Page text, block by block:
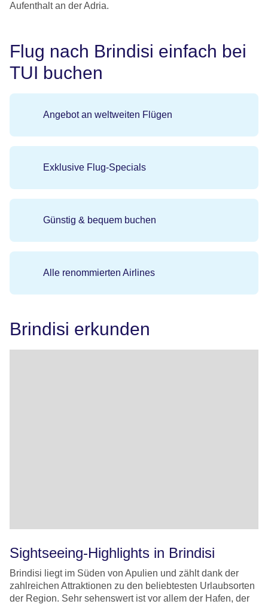
Aufenthalt an der Adria.
Flug nach Brindisi einfach bei
TUI buchen
Angebot an weltweiten Flügen
Exklusive Flug-Specials
Günstig & bequem buchen
Alle renommierten Airlines
Brindisi erkunden
Sightseeing-Highlights in Brindisi
Brindisi liegt im Süden von Apulien und zählt dank der
zahlreichen Attraktionen zu den beliebtesten Urlaubsorten
der Region. Sehr sehenswert ist vor allem der Hafen, der